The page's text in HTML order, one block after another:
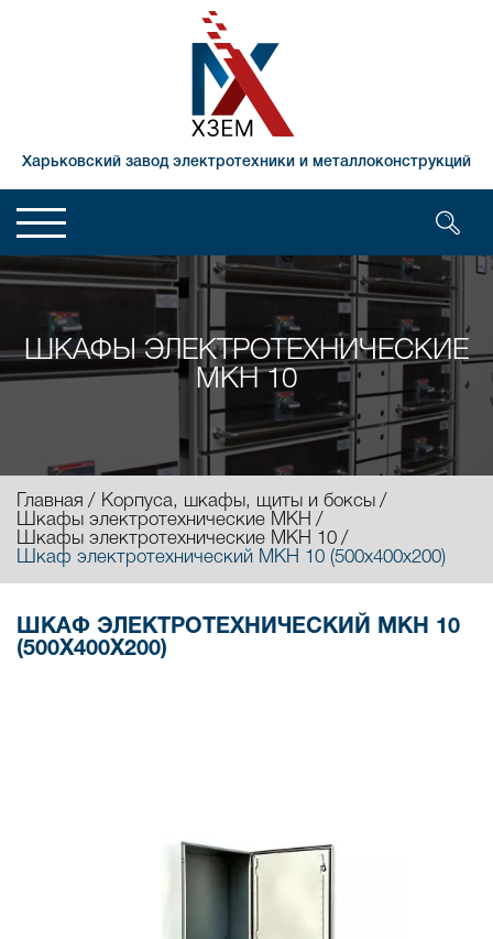
Харьковский завод электротехники и металлоконструкций
ШКАФЫ ЭЛЕКТРОТЕХНИЧЕСКИЕ
МКН 10
Главная
Корпуса, шкафы, щиты и боксы
Шкафы электротехнические МКН
Шкафы электротехнические МКН 10
Шкаф электротехнический МКН 10 (500х400х200)
ШКАФ ЭЛЕКТРОТЕХНИЧЕСКИЙ МКН 10
(500Х400Х200)